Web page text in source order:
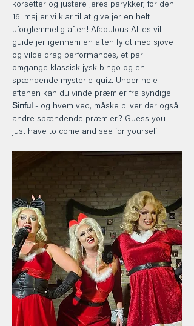
korsetter og justere jeres parykker, for den
16. maj er vi klar til at give jer en helt
uforglemmelig aften! Afabulous Allies vil
guide jer igennem en aften fyldt med sjove
og vilde drag performances, et par
omgange klassisk jysk bingo og en
spændende mysterie-quiz. Under hele
aftenen kan du vinde præmier fra syndige
Sinful - og hvem ved, måske bliver der også
andre spændende præmier? Guess you
just have to come and see for yourself